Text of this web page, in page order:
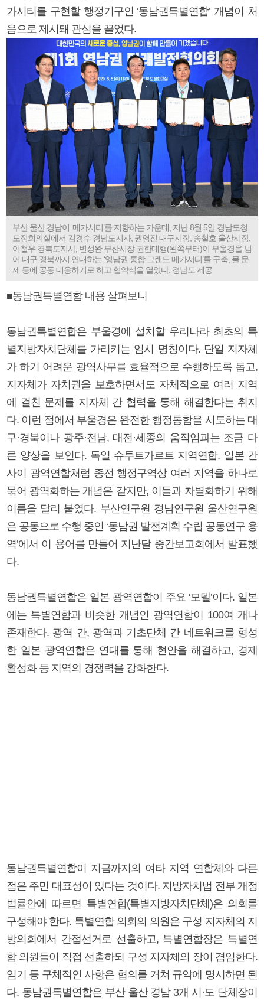
가시티를 구현할 행정기구인 ‘동남권특별연합’ 개념이 처
음으로 제시돼 관심을 끌었다.
부산 울산 경남이 ‘메가시티’를 지향하는 가운데, 지난 8월 5일 경남도청
도정회의실에서 김경수 경남도지사, 권영진 대구시장, 송철호 울산시장,
이철우 경북도지사, 변성완 부산시장 권한대행(왼쪽부터)이 부울경을 넘
어 대구 경북까지 연대하는 ‘영남권 통합 그랜드 메가시티’를 구축, 물 문
제 등에 공동 대응하기로 하고 협약식을 열었다. 경남도 제공
■동남권특별연합 내용 살펴보니
동남권특별연합은 부울경에 설치할 우리나라 최초의 특
별지방자치단체를 가리키는 임시 명칭이다. 단일 지자체
가 하기 어려운 광역사무를 효율적으로 수행하도록 돕고,
지자체가 자치권을 보호하면서도 자체적으로 여러 지역
에 걸친 문제를 지자체 간 협력을 통해 해결한다는 취지
다. 이런 점에서 부울경은 완전한 행정통합을 시도하는 대
구·경북이나 광주·전남, 대전·세종의 움직임과는 조금 다
른 양상을 보인다. 독일 슈투트가르트 지역연합, 일본 간
사이 광역연합처럼 종전 행정구역상 여러 지역을 하나로
묶어 광역화하는 개념은 같지만, 이들과 차별화하기 위해
이름을 달리 붙였다. 부산연구원 경남연구원 울산연구원
은 공동으로 수행 중인 ‘동남권 발전계획 수립 공동연구 용
역’에서 이 용어를 만들어 지난달 중간보고회에서 발표했
다.
동남권특별연합은 일본 광역연합이 주요 ‘모델’이다. 일본
에는 특별연합과 비슷한 개념인 광역연합이 100여 개나
존재한다. 광역 간, 광역과 기초단체 간 네트워크를 형성
한 일본 광역연합은 연대를 통해 현안을 해결하고, 경제
활성화 등 지역의 경쟁력을 강화한다.
동남권특별연합이 지금까지의 여타 지역 연합체와 다른
점은 주민 대표성이 있다는 것이다. 지방자치법 전부 개정
법률안에 따르면 특별연합(특별지방자치단체)은 의회를
구성해야 한다. 특별연합 의회의 의원은 구성 지자체의 지
방의회에서 간접선거로 선출하고, 특별연합장은 특별연
합 의원들이 직접 선출하되 구성 지자체의 장이 겸임한다.
임기 등 구체적인 사항은 협의를 거쳐 규약에 명시하면 된
다. 동남권특별연합은 부산 울산 경남 3개 시·도 단체장이